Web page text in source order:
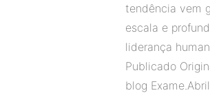
tendência vem
escala e
liderança
Publicado
blog